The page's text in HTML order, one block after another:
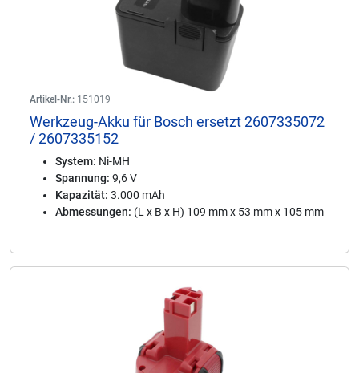
Artikel-Nr.: 151019
Werkzeug-Akku für Bosch ersetzt 2607335072
/ 2607335152
System: Ni-MH
Spannung: 9,6 V
Kapazität: 3.000 mAh
Abmessungen: (L x B x H) 109 mm x 53 mm x 105 mm